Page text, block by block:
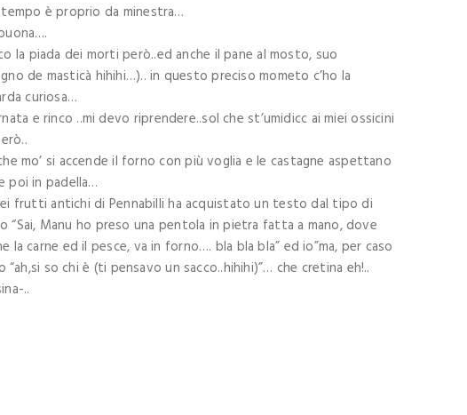
è proprio da minestra…
la piada dei morti però..ed anche il pane al mosto, suo
de masticà hihihi…).. in questo preciso mometo c’ho la
curiosa…
e rinco ..mi devo riprendere..sol che st’umidicc ai miei ossicini
mo’ si accende il forno con più voglia e le castagne aspettano
poi in padella…
frutti antichi di Pennabilli ha acquistato un testo dal tipo di
Manu ho preso una pentola in pietra fatta a mano, dove
la carne ed il pesce, va in forno…. bla bla bla” ed io”ma, per caso
“ah,si so chi è (ti pensavo un sacco..hihihi)”… che cretina eh!..
..